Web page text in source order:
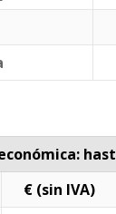
€ (sin IVA)